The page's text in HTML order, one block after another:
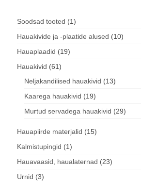
Soodsad tooted 11
toode
Hauakivide ja -plaatide alused 1010
Hauaplaadid 1919
Hauakivid 6161
toodet
Neljakandilised hauakivid 1313
Kaarega hauakivid 1919
toodet
Murtud servadega hauakivid 2929
Hauapiirde materjalid
1515
Kalmistupingid 11
toode
Hauavaasid, haualaternad 2323
Urnid 33